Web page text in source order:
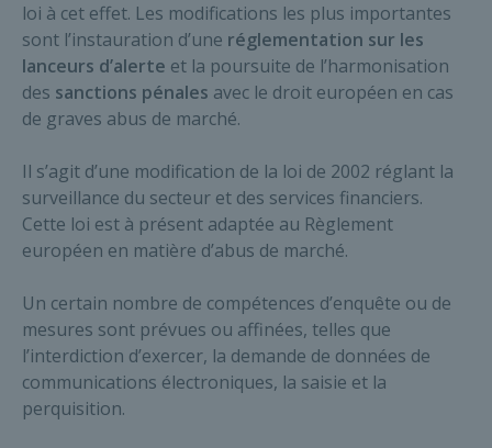
loi à cet effet. Les modifications les plus importantes
sont l’instauration d’une réglementation sur les
lanceurs d’alerte et la poursuite de l’harmonisation
des sanctions pénales avec le droit européen en cas
de graves abus de marché.
Il s’agit d’une modification de la loi de 2002 réglant la
surveillance du secteur et des services financiers.
Cette loi est à présent adaptée au Règlement
européen en matière d’abus de marché.
Un certain nombre de compétences d’enquête ou de
mesures sont prévues ou affinées, telles que
l’interdiction d’exercer, la demande de données de
communications électroniques, la saisie et la
perquisition.